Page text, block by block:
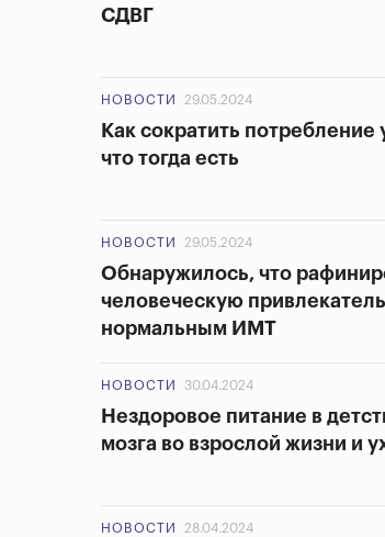
СДВГ
НОВОСТИ 29.05.2024
Как сократить
что тогда есть
НОВОСТИ 29.05.2024
Обнаружилось, что
человеческую
нормальным ИМТ
НОВОСТИ 30.04.2024
Нездоровое питание в
мозга во взрослой жизни и
НОВОСТИ 28.04.2024